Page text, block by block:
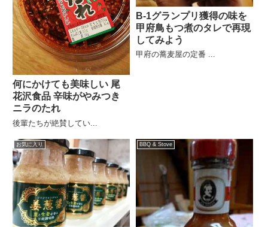
何にかけても美味しい 尾
花沢食品 辛味がやみつき
ニラのたれ
後輩たちが絶賛してい...
B-1グランプリ獲得の味を
甲府鳥もつ煮のタレで再現
してみよう
甲府の蕎麦屋の定番 ...
お気に入り BBQ & Stove